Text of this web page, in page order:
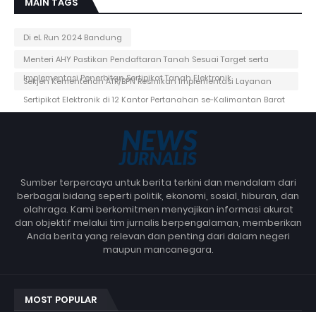
Di eL Run 2024 Bandung
Menteri AHY Pastikan Pendaftaran Tanah Sesuai Target serta
Implementasi Penerbitan Sertipikat Tanah Elektronik
Sekjen Kementerian ATR/BPN Resmikan Implementasi Layanan
Sertipikat Elektronik di 12 Kantor Pertanahan se-Kalimantan Barat
Sumber terpercaya untuk berita terkini dan mendalam dari
berbagai bidang seperti politik, ekonomi, sosial, hiburan, dan
olahraga. Kami berkomitmen menyajikan informasi akurat
dan objektif melalui tim jurnalis berpengalaman, memberikan
Anda berita yang relevan dan penting dari dalam negeri
maupun mancanegara.
MOST POPULAR